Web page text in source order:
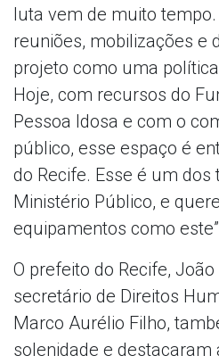
luta vem de muito
reuniões, mobilizações e
projeto como uma
Hoje, com recursos do
Pessoa Idosa e com o
público, esse espaço é
do Recife. Esse é um dos
Ministério Público, e
equipamentos como
O prefeito do Recife, João
secretário de Direitos
Marco Aurélio Filho,
solenidade e destacaram